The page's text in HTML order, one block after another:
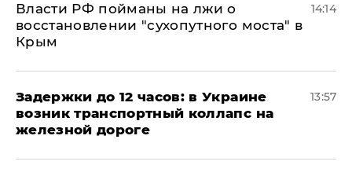
Власти РФ пойманы на лжи о
восстановлении "сухопутного моста" в
Крым
14:14
Задержки до 12 часов: в Украине
возник транспортный коллапс на
железной дороге
13:57